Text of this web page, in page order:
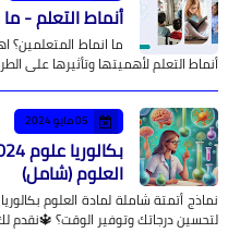
أنماط التعلم -
ما انماط
أنماط التعلم لأهميتها وتأثيرها على
05 مايو 2024
العلوم (شامل)
لتحسين درجاتك وتوفير الوقت؟